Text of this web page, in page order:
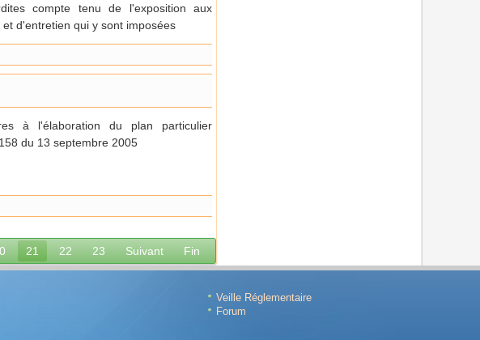
compte tenu de l'exposition aux
d'entretien qui y sont imposées
à l'élaboration du plan particulier
du 13 septembre 2005
21 22 23 Suivant Fin
Veille Réglementaire
Forum